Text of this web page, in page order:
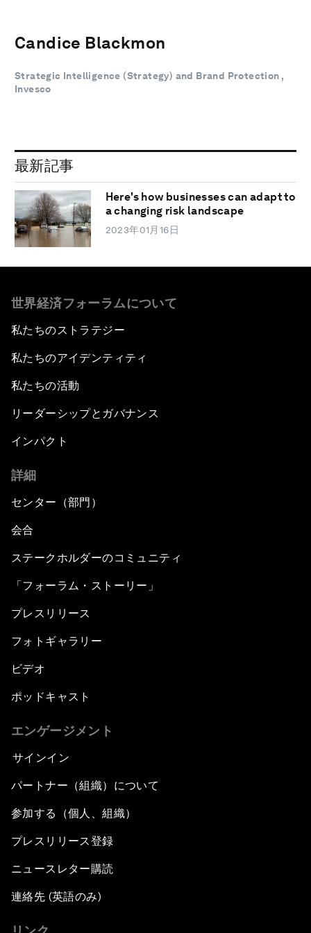
Candice Blackmon
Strategic Intelligence (Strategy) and Brand Protection ,
Invesco
最新記事
Here's how businesses can adapt to
a changing risk landscape
2023年01月16日
世界経済フォーラムについて
私たちのストラテジー
私たちのアイデンティティ
私たちの活動
リーダーシップとガバナンス
インパクト
詳細
センター（部門）
会合
ステークホルダーのコミュニティ
「フォーラム・ストーリー」
プレスリリース
フォトギャラリー
ビデオ
ポッドキャスト
エンゲージメント
サインイン
パートナー（組織）について
参加する（個人、組織）
プレスリリース登録
ニュースレター購読
連絡先 (英語のみ)